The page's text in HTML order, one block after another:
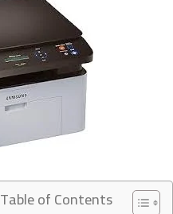
Table of Contents